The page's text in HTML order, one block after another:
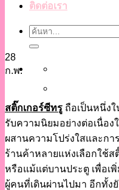
ติดต่อเรา
28
ก.พ.
สติ๊กเกอร์ซีทรู ถือเป็นหนึ่ง
รับความนิยมอย่างต่อเนื่อ
ผสานความโปร่งใสและก
ร้านค้าหลายแห่งเลือกใช้
หรือแม้แต่บานประตู เพื่อเ
ผู้คนที่เดินผ่านไปมา อีกทั้ง